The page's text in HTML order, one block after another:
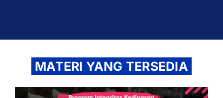
MATERI YANG TERSEDIA